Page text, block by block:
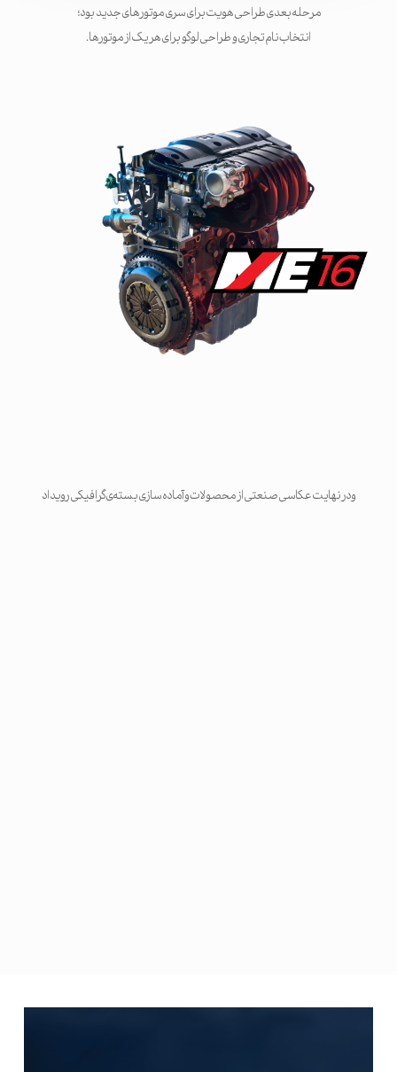
مرحله بعدی طراحی هویت برای سری موتورهای جدید بود؛
انتخاب نام تجاری و طراحی لوگو برای هر یک از موتورها.
و در نهایت عکاسی صنعتی از محصولات و آماده سازی بسته‌ی گرافیکی رویداد